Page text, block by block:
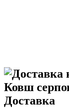
Доставка